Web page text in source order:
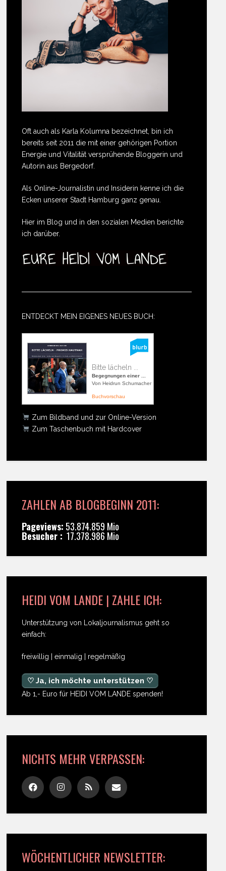
Oft auch als Karla Kolumna bezeichnet, bin ich
bereits seit 2011 die mit einer gehörigen Portion
Energie und Vitalität versprühende Bloggerin und
Autorin aus Bergedorf.
Als Online-Journalistin und Insiderin kenne ich die
Ecken unserer Stadt Hamburg ganz genau.
Hier im Blog und in den sozialen Medien berichte
ich darüber.
ENTDECKT MEIN EIGENES NEUES BUCH:
Bitte lächeln ...
Begegnungen einer ...
Von Heidrun Schumacher
Buchvorschau
Zum Bildband und zur Online-Version
Zum Taschenbuch mit Hardcover
ZAHLEN AB BLOGBEGINN 2011:
Pageviews: 53.874.859 Mio
Besucher : 17.378.986 Mio
HEIDI VOM LANDE | ZAHLE ICH:
Unterstützung von Lokaljournalismus geht so
einfach:
freiwillig | einmalig | regelmäßig
♡ Ja, ich möchte unterstützen ♡
Ab 1,- Euro für HEIDI VOM LANDE spenden!
NICHTS MEHR VERPASSEN:
WÖCHENTLICHER NEWSLETTER: